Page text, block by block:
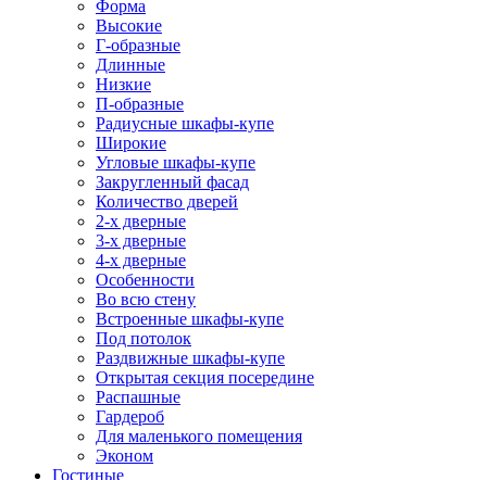
Форма
Высокие
Г-образные
Длинные
Низкие
П-образные
Радиусные шкафы-купе
Широкие
Угловые шкафы-купе
Закругленный фасад
Количество дверей
2-х дверные
3-х дверные
4-х дверные
Особенности
Во всю стену
Встроенные шкафы-купе
Под потолок
Раздвижные шкафы-купе
Открытая секция посередине
Распашные
Гардероб
Для маленького помещения
Эконом
Гостиные